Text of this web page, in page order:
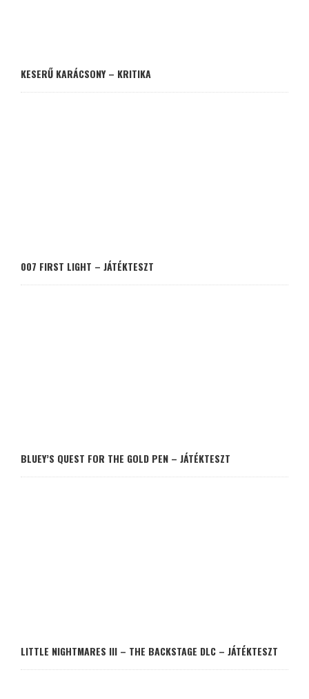
KESERŰ KARÁCSONY – KRITIKA
007 FIRST LIGHT – JÁTÉKTESZT
BLUEY’S QUEST FOR THE GOLD PEN – JÁTÉKTESZT
LITTLE NIGHTMARES III – THE BACKSTAGE DLC – JÁTÉKTESZT